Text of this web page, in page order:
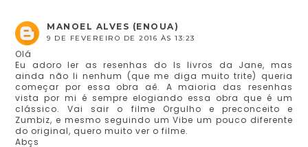
MANOEL ALVES (ENOUA)
9 DE FEVEREIRO DE 2016 ÀS 13:23
Olá
Eu adoro ler as resenhas do ls livros da Jane, mas
ainda não li nenhum (que me diga muito trite) queria
começar por essa obra aê. A maioria das resenhas
vista por mi é sempre elogiando essa obra que é um
clássico. Vai sair o filme Orgulho e preconceito e
Zumbiz, e mesmo seguindo um Vibe um pouco diferente
do original, quero muito ver o filme.
Abçs